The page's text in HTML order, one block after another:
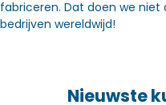
fabriceren. Dat doen we
bedrijven wereldwijd!
Nieuwste